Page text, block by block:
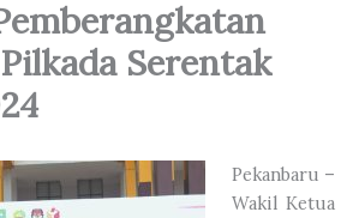
Serentak
Pekanbaru –
Wakil Ketua